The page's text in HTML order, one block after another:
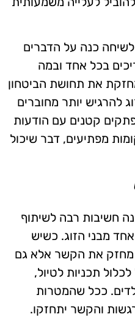
כנה על הדברים
בכל אחד ובמה
את תחושת הביטחון
להרגיש יותר מחוברים
קטנים עם הודעות
מפתיעים, דבר שיכול
חשיבות רבה לשיתוף
מבני הזוג. כשיש
מחזק את הקשר אלא גם
תכניות לטיול,
ככל שהמטרות
והקשר יתחזקו.